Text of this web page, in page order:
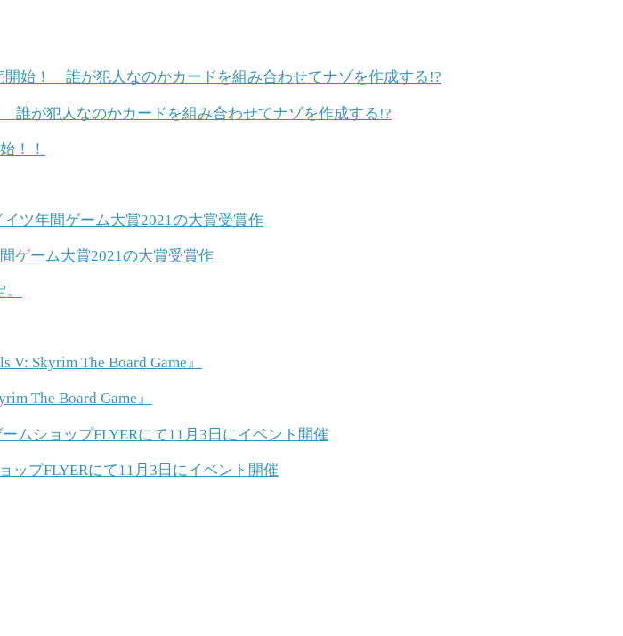
が犯人なのかカードを組み合わせてナゾを作成する!?
ゲーム大賞2021の大賞受賞作
The Board Game』
ップFLYERにて11月3日にイベント開催